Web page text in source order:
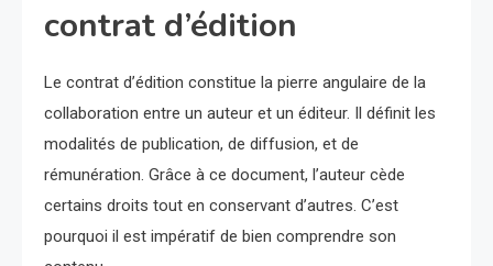
contrat d’édition
Le contrat d’édition constitue la pierre angulaire de la
collaboration entre un auteur et un éditeur. Il définit les
modalités de publication, de diffusion, et de
rémunération. Grâce à ce document, l’auteur cède
certains droits tout en conservant d’autres. C’est
pourquoi il est impératif de bien comprendre son